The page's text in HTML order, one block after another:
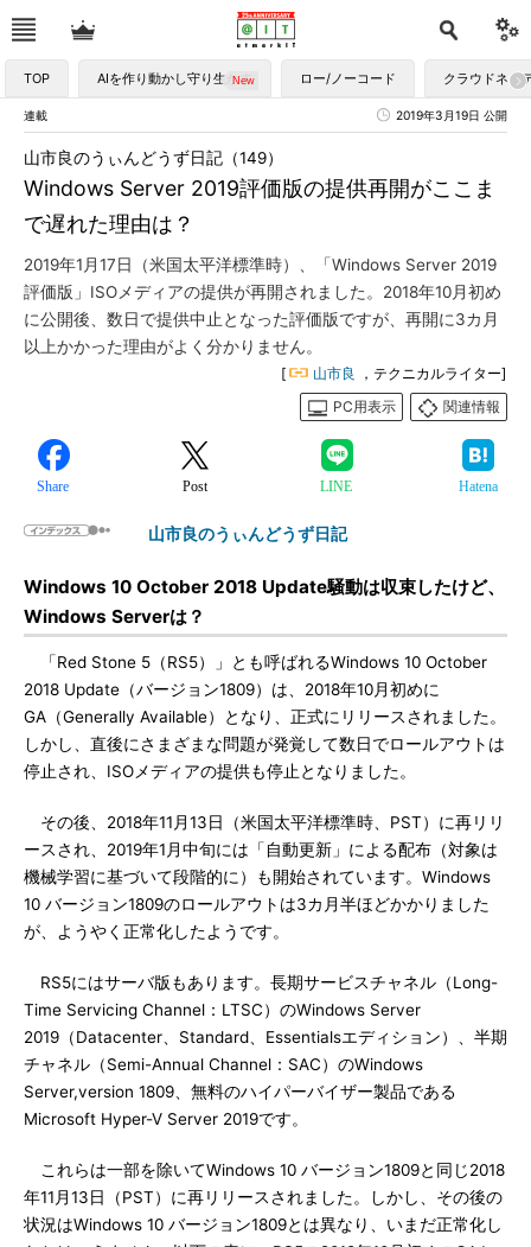
TOP AIを作り動かし守り生かす ロー/ノーコード クラウドネイ
連載 2019年3月19日 公開
Windows Server 2019評価版の提供再開がここま
で遅れた理由は？
山市良のうぃんどうず日記（149）
2019年1月17日（米国太平洋標準時）、「Windows Server 2019
評価版」ISOメディアの提供が再開されました。2018年10月初め
に公開後、数日で提供中止となった評価版ですが、再開に3カ月
以上かかった理由がよく分かりません。
[ 山市良
，テクニカルライター]
PC用表示
関連情報
Share Post LINE Hatena
山市良のうぃんどうず日記
Windows 10 October 2018 Update騒動は収束したけど、
Windows Serverは？
「Red Stone 5（RS5）」とも呼ばれるWindows 10 October
2018 Update（バージョン1809）は、2018年10月初めに
GA（Generally Available）となり、正式にリリースされました。
しかし、直後にさまざまな問題が発覚して数日でロールアウトは
停止され、ISOメディアの提供も停止となりました。
その後、2018年11月13日（米国太平洋標準時、PST）に再リリ
ースされ、2019年1月中旬には「自動更新」による配布（対象は
機械学習に基づいて段階的に）も開始されています。Windows
10 バージョン1809のロールアウトは3カ月半ほどかかりました
が、ようやく正常化したようです。
RS5にはサーバ版もあります。長期サービスチャネル（Long-
Time Servicing Channel：LTSC）のWindows Server
2019（Datacenter、Standard、Essentialsエディション）、半期
チャネル（Semi-Annual Channel：SAC）のWindows
Server,version 1809、無料のハイパーバイザー製品である
Microsoft Hyper-V Server 2019です。
これらは一部を除いてWindows 10 バージョン1809と同じ2018
年11月13日（PST）に再リリースされました。しかし、その後の
状況はWindows 10 バージョン1809とは異なり、いまだ正常化し